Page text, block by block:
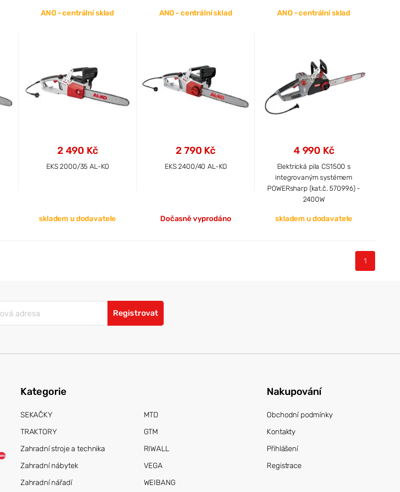
ANO - centrální sklad ANO - centrální sklad ANO - centrální sklad
2 490 Kč
EKS 2000/35 AL-KO
skladem u dodavatele
2 790 Kč
EKS 2400/40 AL-KO
Dočasně vyprodáno
4 990 Kč
Elektrická pila CS1500 s
integrovaným systémem
POWERsharp (kat.č. 570996) -
2400W
skladem u dodavatele
1
Registrovat
Kategorie
SEKAČKY
TRAKTORY
Zahradní stroje a technika
Zahradní nábytek
Zahradní nářadí
MTD
GTM
RIWALL
VEGA
WEIBANG
Nakupování
Obchodní podmínky
Kontakty
Přihlášení
Registrace